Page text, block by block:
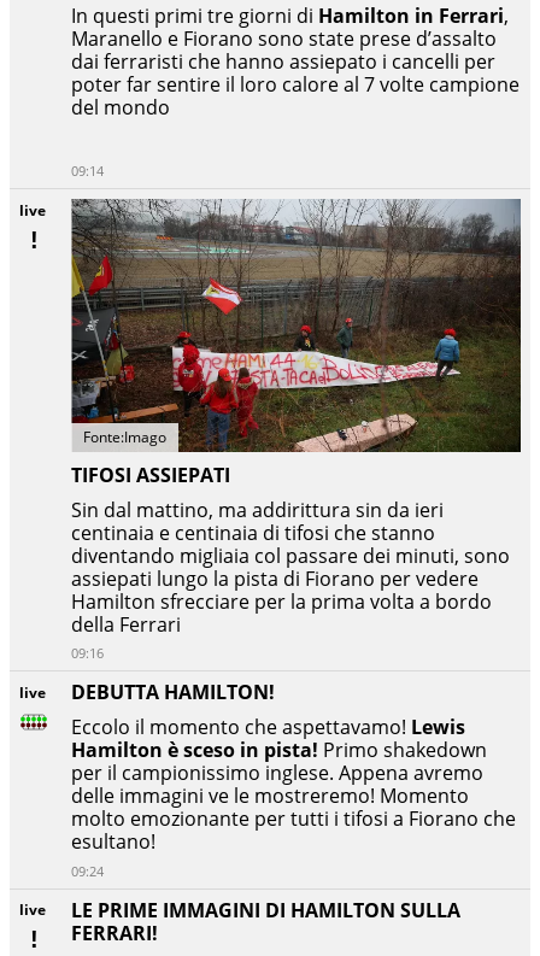
live
LE PRIME IMMAGINI DI HAMILTON SULLA
FERRARI!
live
DEBUTTA HAMILTON!
Eccolo il momento che aspettavamo! Lewis
Hamilton è sceso in pista! Primo shakedown
per il campionissimo inglese. Appena avremo
delle immagini ve le mostreremo! Momento
molto emozionante per tutti i tifosi a Fiorano che
esultano!
09:24
live
Fonte:Imago
TIFOSI ASSIEPATI
Sin dal mattino, ma addirittura sin da ieri
centinaia e centinaia di tifosi che stanno
diventando migliaia col passare dei minuti, sono
assiepati lungo la pista di Fiorano per vedere
Hamilton sfrecciare per la prima volta a bordo
della Ferrari
09:16
In questi primi tre giorni di Hamilton in Ferrari,
Maranello e Fiorano sono state prese d’assalto
dai ferraristi che hanno assiepato i cancelli per
poter far sentire il loro calore al 7 volte campione
del mondo
09:14